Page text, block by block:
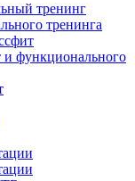
тренинг
тренинга
и функционального